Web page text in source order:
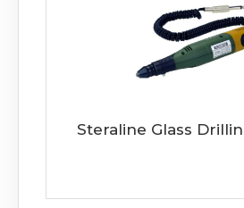
Steraline Glass